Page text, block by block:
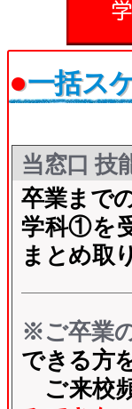
●一括ス
当窓口 技
卒業まで
学科①を
まとめ取
※ご卒業
できる方
ご来校